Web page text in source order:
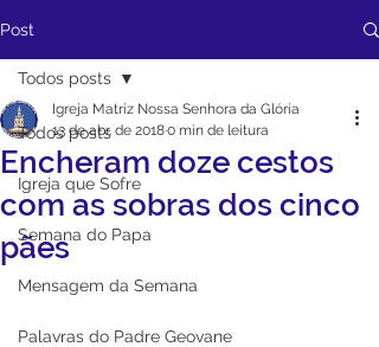
Post
Todos posts
Igreja que Sofre
Semana do Papa
Mensagem da Semana
Palavras do Padre Geovane
Todos posts
Encheram doze cestos
com as sobras dos cinco
pães
Igreja Matriz Nossa Senhora da Glória
13 de abr. de 20180 min de leitura